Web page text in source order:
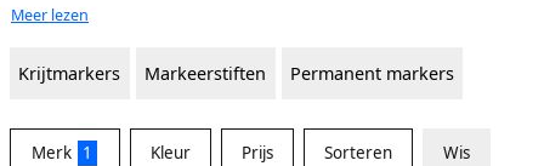
Meer lezen
Krijtmarkers Markeerstiften Permanent markers
Merk 1 Kleur Prijs Sorteren Wis